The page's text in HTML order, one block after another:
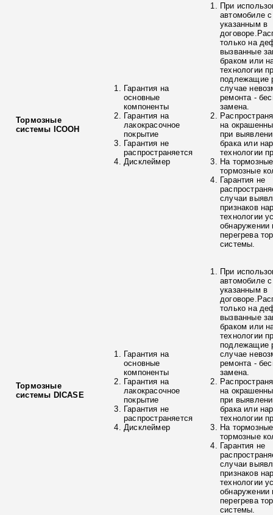
Тормозные
системы ICOOH
Гарантия на
основные
компоненты
Гарантия на
лакокрасочное
покрытие
Гарантия не
распространяется
Дисклеймер
При
автомобиле
указанным в
только на
вызванные
браком или
технологии
подлежащие
случае
ремонта -
замена.
на
при
брака или
технологии
На
тормозные
Гарантия не
случаи
признаков
технологии
обнаружении
перегрева
системы.
Тормозные
системы DICASE
Гарантия на
основные
компоненты
Гарантия на
лакокрасочное
покрытие
Гарантия не
распространяется
Дисклеймер
При
автомобиле
указанным в
только на
вызванные
браком или
технологии
подлежащие
случае
ремонта -
замена.
на
при
брака или
технологии
На
тормозные
Гарантия не
случаи
признаков
технологии
обнаружении
перегрева
системы.